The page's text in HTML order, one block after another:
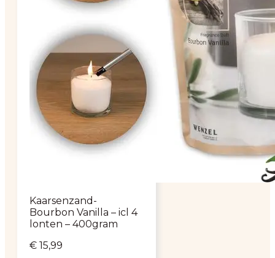
Kaarsenzand-
Bourbon Vanilla – icl 4
lonten – 400gram
€ 15,99